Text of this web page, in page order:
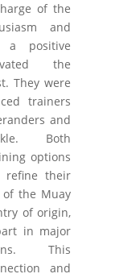
of the
and
a positive
the
They were
trainers
and
Both
options
refine their
the Muay
of origin,
in major
This
and